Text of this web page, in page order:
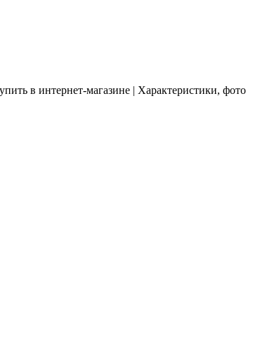
в интернет-магазине | Характеристики, фото